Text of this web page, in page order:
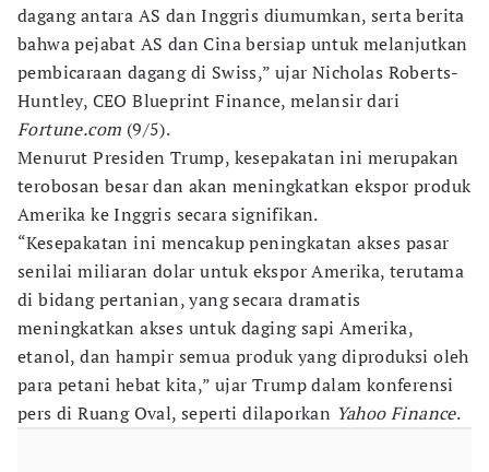
dagang antara AS dan Inggris diumumkan, serta berita
bahwa pejabat AS dan Cina bersiap untuk melanjutkan
pembicaraan dagang di Swiss,” ujar Nicholas Roberts-
Huntley, CEO Blueprint Finance, melansir dari
Fortune.com (9/5).
Menurut Presiden Trump, kesepakatan ini merupakan
terobosan besar dan akan meningkatkan ekspor produk
Amerika ke Inggris secara signifikan.
“Kesepakatan ini mencakup peningkatan akses pasar
senilai miliaran dolar untuk ekspor Amerika, terutama
di bidang pertanian, yang secara dramatis
meningkatkan akses untuk daging sapi Amerika,
etanol, dan hampir semua produk yang diproduksi oleh
para petani hebat kita,” ujar Trump dalam konferensi
pers di Ruang Oval, seperti dilaporkan Yahoo Finance.